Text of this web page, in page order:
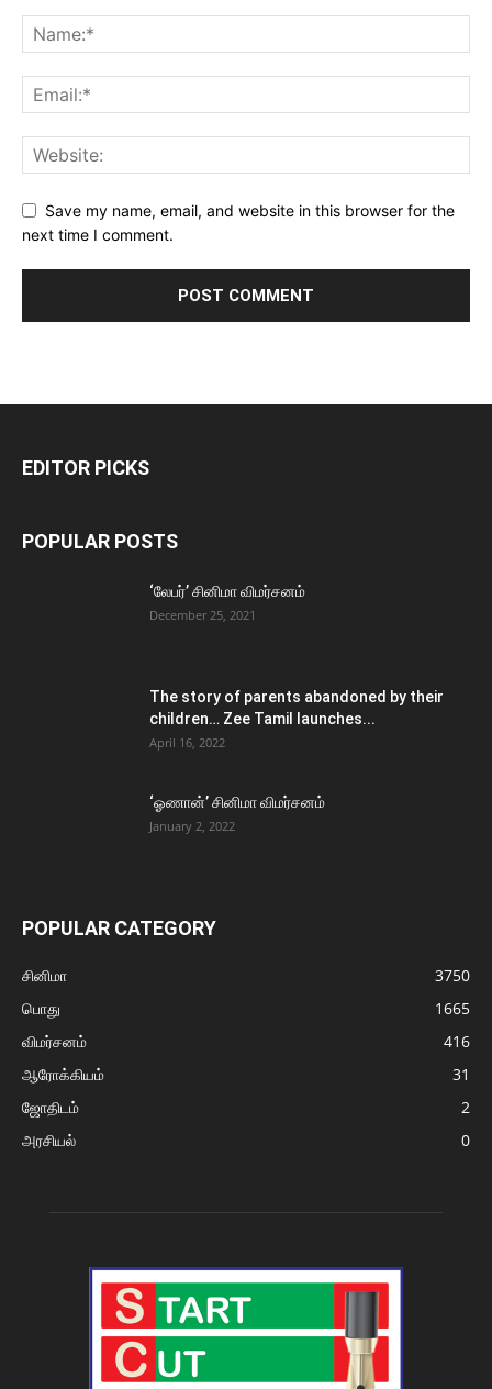
Save my name, email, and website in this browser for the
next time I comment.
EDITOR PICKS
POPULAR POSTS
‘லேபர்’ சினிமா விமர்சனம்
December 25, 2021
The story of parents abandoned by their
children… Zee Tamil launches...
April 16, 2022
‘ஓணான்’ சினிமா விமர்சனம்
January 2, 2022
POPULAR CATEGORY
சினிமா
3750
பொது
1665
விமர்சனம்
416
ஆரோக்கியம்
31
ஜோதிடம்
2
அரசியல்
0